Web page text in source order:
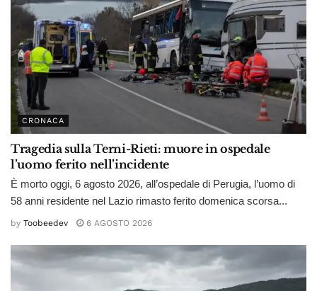
CRONACA
Tragedia sulla Terni-Rieti: muore in ospedale
l’uomo ferito nell’incidente
È morto oggi, 6 agosto 2026, all’ospedale di Perugia, l’uomo di
58 anni residente nel Lazio rimasto ferito domenica scorsa...
by Toobeedev 6 AGOSTO 2026